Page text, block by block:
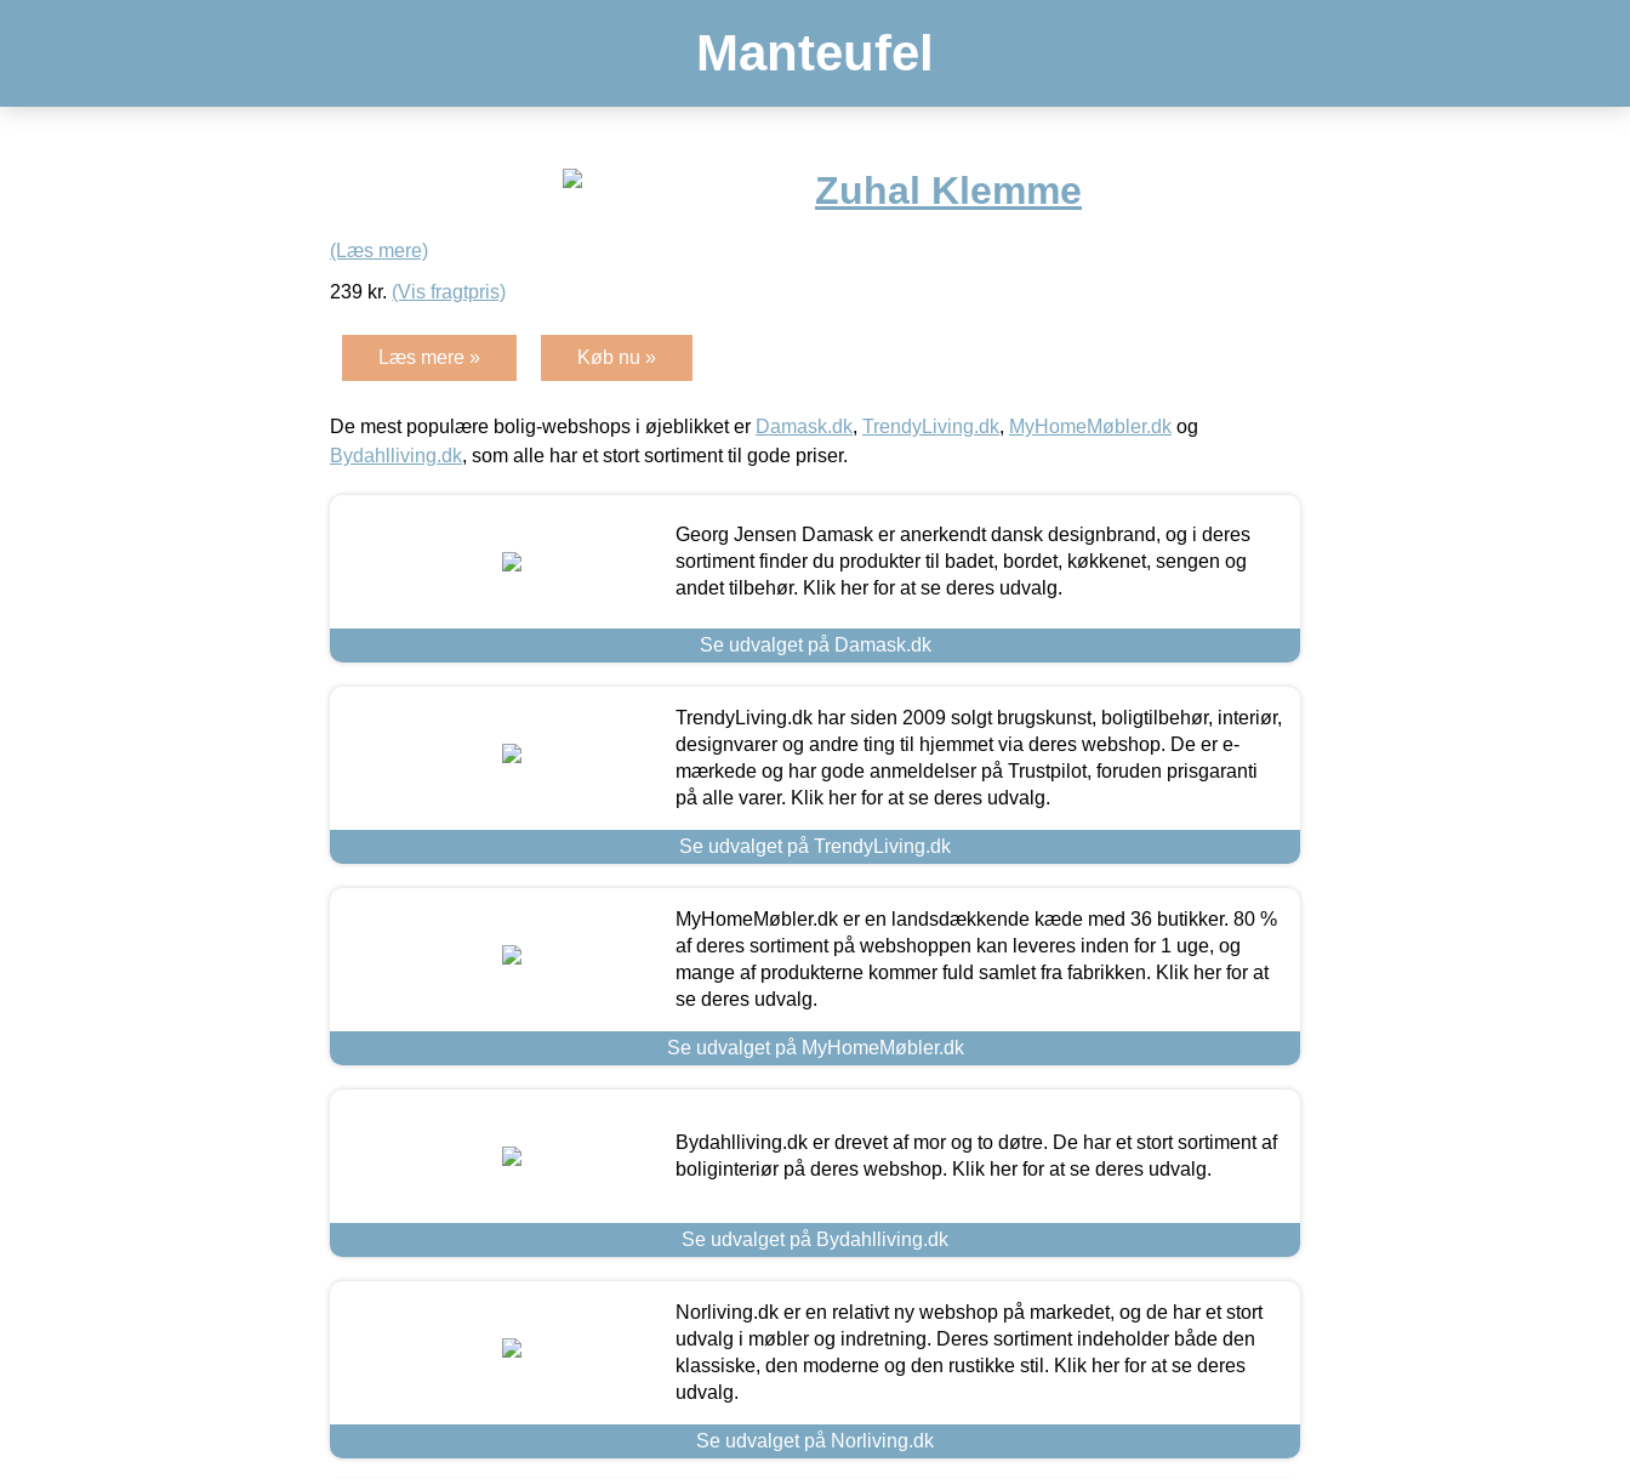
Manteufel
Zuhal Klemme
(Læs mere)
239 kr. (Vis fragtpris)
Læs mere » Køb nu »
De mest populære bolig-webshops i øjeblikket er Damask.dk, TrendyLiving.dk, MyHomeMøbler.dk og
Bydahlliving.dk, som alle har et stort sortiment til gode priser.
Georg Jensen Damask er anerkendt dansk designbrand, og i deres
sortiment finder du produkter til badet, bordet, køkkenet, sengen og
andet tilbehør. Klik her for at se deres udvalg.
Se udvalget på Damask.dk
TrendyLiving.dk har siden 2009 solgt brugskunst, boligtilbehør, interiør,
designvarer og andre ting til hjemmet via deres webshop. De er e-
mærkede og har gode anmeldelser på Trustpilot, foruden prisgaranti
på alle varer. Klik her for at se deres udvalg.
Se udvalget på TrendyLiving.dk
MyHomeMøbler.dk er en landsdækkende kæde med 36 butikker. 80 %
af deres sortiment på webshoppen kan leveres inden for 1 uge, og
mange af produkterne kommer fuld samlet fra fabrikken. Klik her for at
se deres udvalg.
Se udvalget på MyHomeMøbler.dk
Bydahlliving.dk er drevet af mor og to døtre. De har et stort sortiment af
boliginteriør på deres webshop. Klik her for at se deres udvalg.
Se udvalget på Bydahlliving.dk
Norliving.dk er en relativt ny webshop på markedet, og de har et stort
udvalg i møbler og indretning. Deres sortiment indeholder både den
klassiske, den moderne og den rustikke stil. Klik her for at se deres
udvalg.
Se udvalget på Norliving.dk